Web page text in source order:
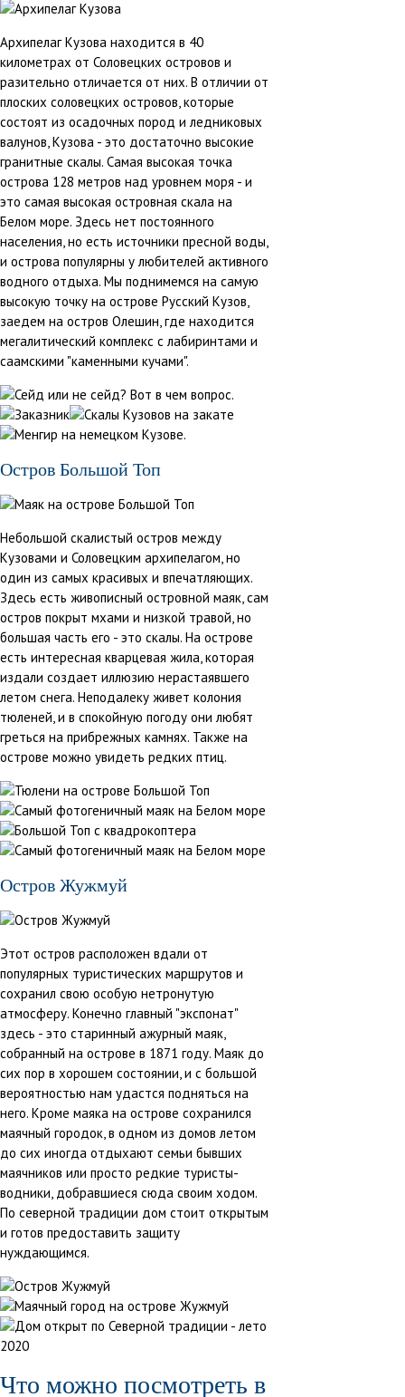
Архипелаг Кузова находится в 40
километрах от Соловецких островов и
разительно отличается от них. В отличии от
плоских соловецких островов, которые
состоят из осадочных пород и ледниковых
валунов, Кузова - это достаточно высокие
гранитные скалы. Самая высокая точка
острова 128 метров над уровнем моря - и
это самая высокая островная скала на
Белом море. Здесь нет постоянного
населения, но есть источники пресной воды,
и острова популярны у любителей активного
водного отдыха. Мы поднимемся на самую
высокую точку на острове Русский Кузов,
заедем на остров Олешин, где находится
мегалитический комплекс с лабиринтами и
саамскими "каменными кучами".
Остров Большой Топ
Небольшой скалистый остров между
Кузовами и Соловецким архипелагом, но
один из самых красивых и впечатляющих.
Здесь есть живописный островной маяк, сам
остров покрыт мхами и низкой травой, но
большая часть его - это скалы. На острове
есть интересная кварцевая жила, которая
издали создает иллюзию нерастаявшего
летом снега. Неподалеку живет колония
тюленей, и в спокойную погоду они любят
греться на прибрежных камнях. Также на
острове можно увидеть редких птиц.
Остров Жужмуй
Этот остров расположен вдали от
популярных туристических маршрутов и
сохранил свою особую нетронутую
атмосферу. Конечно главный "экспонат"
здесь - это старинный ажурный маяк,
собранный на острове в 1871 году. Маяк до
сих пор в хорошем состоянии, и с большой
вероятностью нам удастся подняться на
него. Кроме маяка на острове сохранился
маячный городок, в одном из домов летом
до сих иногда отдыхают семьи бывших
маячников или просто редкие туристы-
водники, добравшиеся сюда своим ходом.
По северной традиции дом стоит открытым
и готов предоставить защиту
нуждающимся.
Что можно посмотреть в